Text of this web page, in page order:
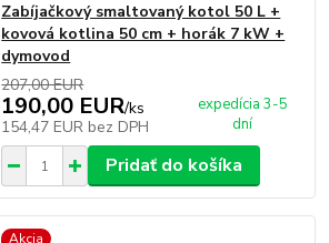
Zabíjačkový smaltovaný kotol 50 L +
kovová kotlina 50 cm + horák 7 kW +
dymovod
207,00 EUR
190,00 EUR/ks
154,47 EUR bez DPH
expedícia 3-5
dní
Pridať do košíka
Akcia